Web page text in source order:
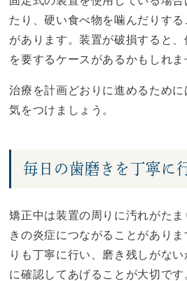
たり、硬い食べ物を噛んだりす
があります。装置が破損すると
を要するケースがあるかもしれま
治療を計画どおりに進めるため
気をつけましょう。
毎日の歯磨きを丁寧に
矯正中は装置の周りに汚れがた
きの炎症につながることがあり
りも丁寧に行い、磨き残しがな
に確認してあげることが大切です